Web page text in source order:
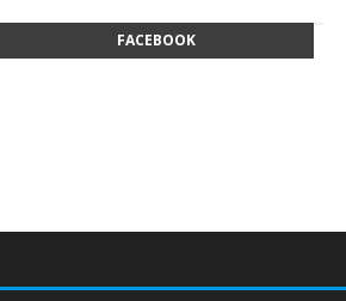
FACEBOOK